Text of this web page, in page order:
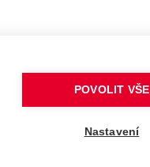
POVOLIT VŠE
Nastavení